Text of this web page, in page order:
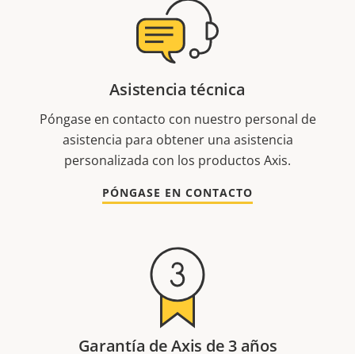
Asistencia técnica
Póngase en contacto con nuestro personal de
asistencia para obtener una asistencia
personalizada con los productos Axis.
PÓNGASE EN CONTACTO
Garantía de Axis de 3 años